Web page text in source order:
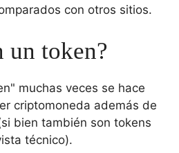
con otros sitios.
un token?
muchas veces se hace
criptomoneda además de
bien también son tokens
técnico).